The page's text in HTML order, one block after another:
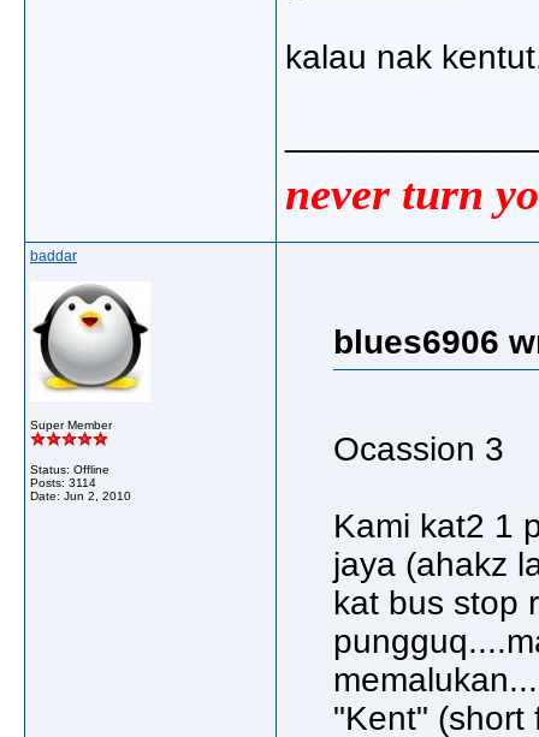
kalau nak
never turn
baddar
Super Member
Status: Offline
Posts: 3114
Date: Jun 2, 2010
blues6906
Ocassion 3
Kami kat2 1
jaya (ahakz
kat bus stop
"Kent" (short